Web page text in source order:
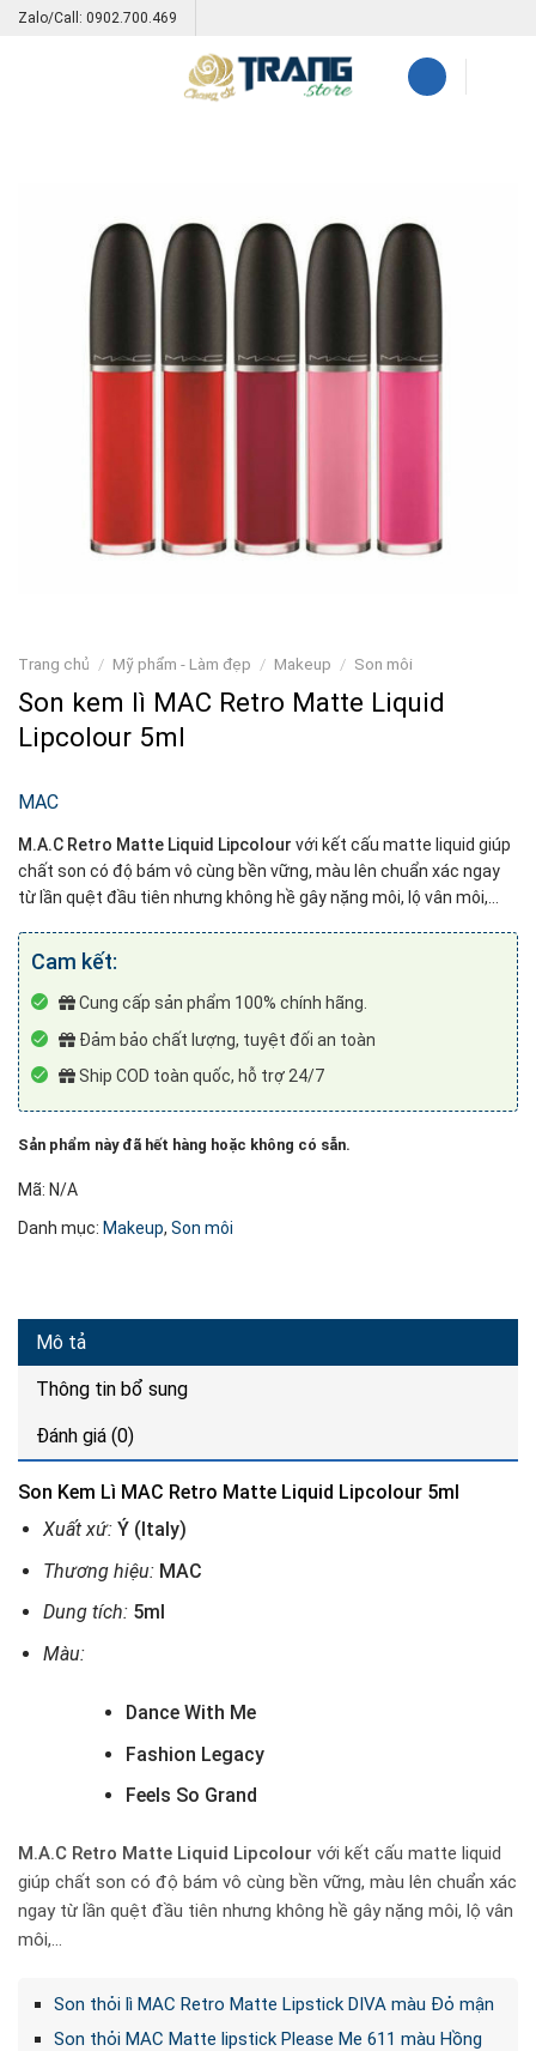
SkipZalo/Call: 0902.700.469
Trang chủ / Mỹ phẩm - Làm đẹp / Makeup / Son môi
Son kem lì MAC Retro Matte Liquid
Lipcolour 5ml
MAC
M.A.C Retro Matte Liquid Lipcolour với kết cấu matte liquid giúp
chất son có độ bám vô cùng bền vững, màu lên chuẩn xác ngay
từ lần quệt đầu tiên nhưng không hề gây nặng môi, lộ vân môi,…
Cam kết:
Cung cấp sản phẩm 100% chính hãng.
Đảm bảo chất lượng, tuyệt đối an toàn
Ship COD toàn quốc, hỗ trợ 24/7
Sản phẩm này đã hết hàng hoặc không có sẵn.
Mã: N/A
Danh mục: Makeup, Son môi
Mô tả
Thông tin bổ sung
Đánh giá (0)
Son Kem Lì MAC Retro Matte Liquid Lipcolour 5ml
Xuất xứ: Ý (Italy)
Thương hiệu: MAC
Dung tích: 5ml
Màu:
Dance With Me
Fashion Legacy
Feels So Grand
M.A.C Retro Matte Liquid Lipcolour với kết cấu matte liquid
giúp chất son có độ bám vô cùng bền vững, màu lên chuẩn xác
ngay từ lần quệt đầu tiên nhưng không hề gây nặng môi, lộ vân
môi,…
Son thỏi lì MAC Retro Matte Lipstick DIVA màu Đỏ mận
Son thỏi MAC Matte lipstick Please Me 611 màu Hồng